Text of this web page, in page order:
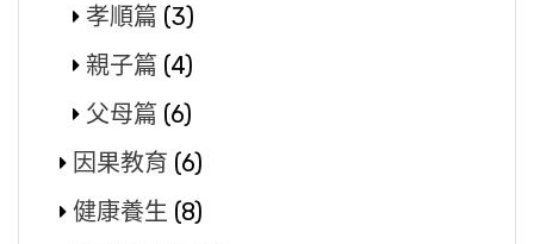
孝順篇 (3)
親子篇 (4)
父母篇 (6)
因果教育 (6)
健康養生 (8)